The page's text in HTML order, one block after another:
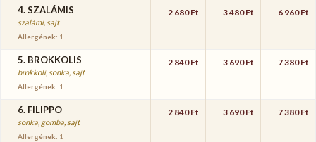
4. SZALÁMIS
szalámi, sajt
Allergének: 1
2 680 Ft 3 480 Ft 6 960 Ft
5. BROKKOLIS
brokkoli, sonka, sajt
Allergének: 1
2 840 Ft 3 690 Ft 7 380 Ft
6. FILIPPO
sonka, gomba, sajt
Allergének: 1
2 840 Ft 3 690 Ft 7 380 Ft